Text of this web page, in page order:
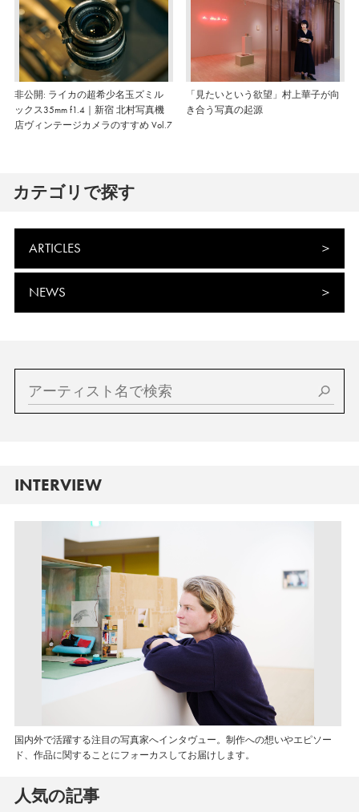
非公開: ライカの超希少名玉ズミル
ックス35mm f1.4｜新宿 北村写真機
店ヴィンテージカメラのすすめ Vol.7
「見たいという欲望」村上華子が向
き合う写真の起源
カテゴリで探す
ARTICLES
NEWS
INTERVIEW
国内外で活躍する注目の写真家へインタヴュー。制作への想いやエピソー
ド、作品に関することにフォーカスしてお届けします。
人気の記事